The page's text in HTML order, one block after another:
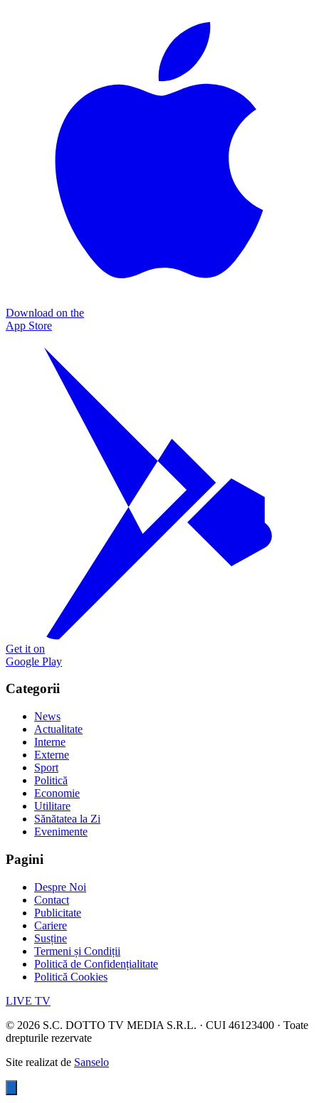
Download on the
App Store
Get it on
Google Play
Categorii
News
Actualitate
Interne
Externe
Sport
Politică
Economie
Utilitare
Sănătatea la Zi
Evenimente
Pagini
Despre Noi
Contact
Publicitate
Cariere
Susține
Termeni și Condiții
Politică de Confidențialitate
Politică Cookies
LIVE TV
© 2026 S.C. DOTTO TV MEDIA S.R.L. · CUI 46123400 · Toate
drepturile rezervate
Site realizat de Sanselo